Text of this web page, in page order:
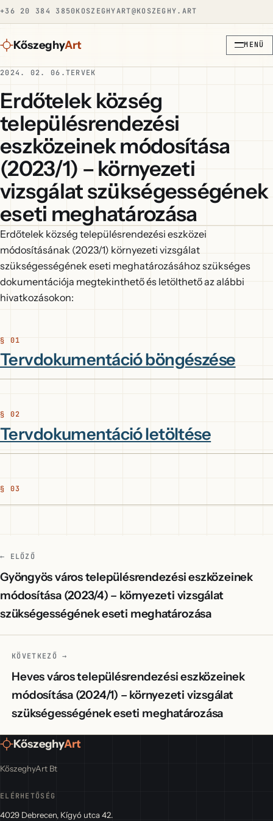
+36 20 384 3850KOSZEGHYART@KOSZEGHY.ART
KőszeghyArt MENÜ
2024. 02. 06.TERVEK
Erdőtelek község
településrendezési
eszközeinek módosítása
(2023/1) – környezeti
vizsgálat szükségességének
eseti meghatározása
Erdőtelek község településrendezési eszközei
módosításának (2023/1) környezeti vizsgálat
szükségességének eseti meghatározásához szükséges
dokumentációja megtekinthető és letölthető az alábbi
hivatkozásokon:
Tervdokumentáció böngészése
Tervdokumentáció letöltése
← ELŐZŐ
Gyöngyös város településrendezési eszközeinek
módosítása (2023/4) – környezeti vizsgálat
szükségességének eseti meghatározása
KÖVETKEZŐ →
Heves város településrendezési eszközeinek
módosítása (2024/1) – környezeti vizsgálat
szükségességének eseti meghatározása
KőszeghyArt
KőszeghyArt Bt
ELÉRHETŐSÉG
4029 Debrecen, Kígyó utca 42.